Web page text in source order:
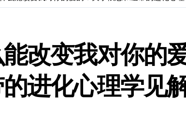
改变我对你的
进化心理学见